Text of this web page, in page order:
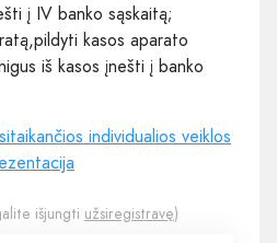
į IV banko sąskaitą;
kasos aparato
iš kasos įnešti į banko
individualios veiklos
išjungti užsiregistravę)